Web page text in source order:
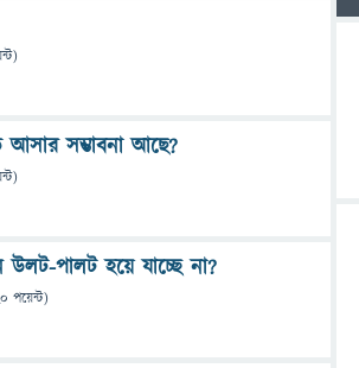
আসার সম্ভাবনা আছে?
পালট হয়ে যাচ্ছে না?
পয়েন্ট)